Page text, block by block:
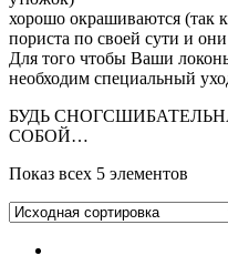
хорошо окрашиваются (так
пориста по своей сути и
Для того чтобы Ваши
необходим специальный
БУДЬ
СОБОЙ…
Показ всех 5 элементов